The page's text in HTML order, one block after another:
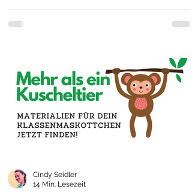
Cindy Seidler
14 Min. Lesezeit